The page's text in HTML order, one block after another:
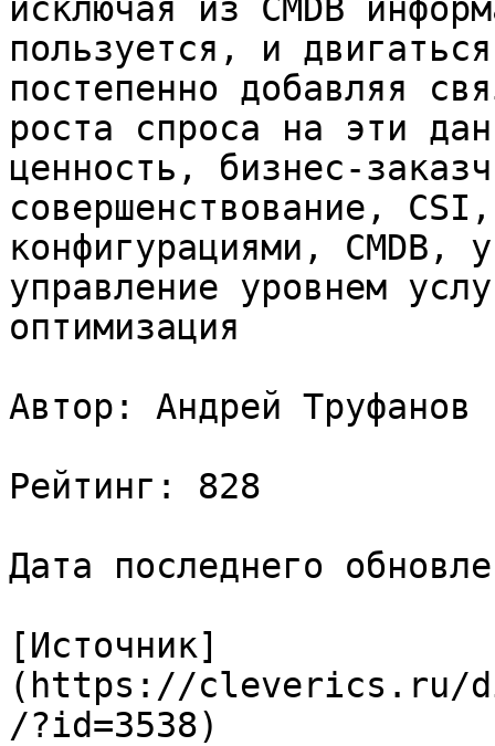
исключая из CMDB
пользуется, и
постепенно добавляя
роста спроса на эти
ценность, бизнес-
совершенствование,
конфигурациями, CMDB,
управление уровнем
оптимизация
Автор: Андрей Труфанов
Рейтинг: 828
Дата последнего
[Источник]
(https://cleverics.ru/
/?id=3538)